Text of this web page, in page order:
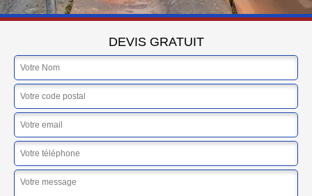
DEVIS GRATUIT